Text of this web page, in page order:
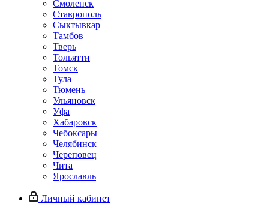
Смоленск
Ставрополь
Сыктывкар
Тамбов
Тверь
Тольятти
Томск
Тула
Тюмень
Ульяновск
Уфа
Хабаровск
Чебоксары
Челябинск
Череповец
Чита
Ярославль
Личный кабинет